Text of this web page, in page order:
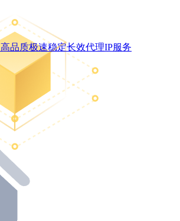
高品质极速稳定长效代理IP服务